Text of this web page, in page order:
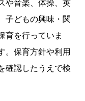
や音楽、体操、英
子どもの興味・関
育を行っていま
。保育方針や利用
確認したうえで検